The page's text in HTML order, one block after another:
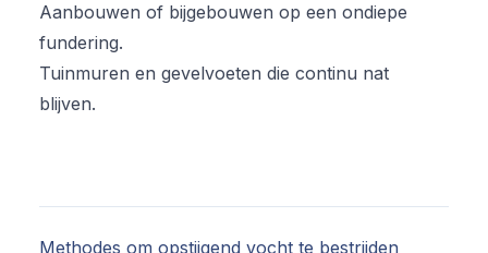
Aanbouwen of bijgebouwen op een ondiepe
fundering.
Tuinmuren en gevelvoeten die continu nat
blijven.
Methodes om opstijgend vocht te bestrijden